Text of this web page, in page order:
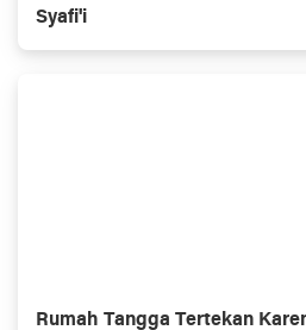
Syafi'i
Rumah Tangga Tertekan